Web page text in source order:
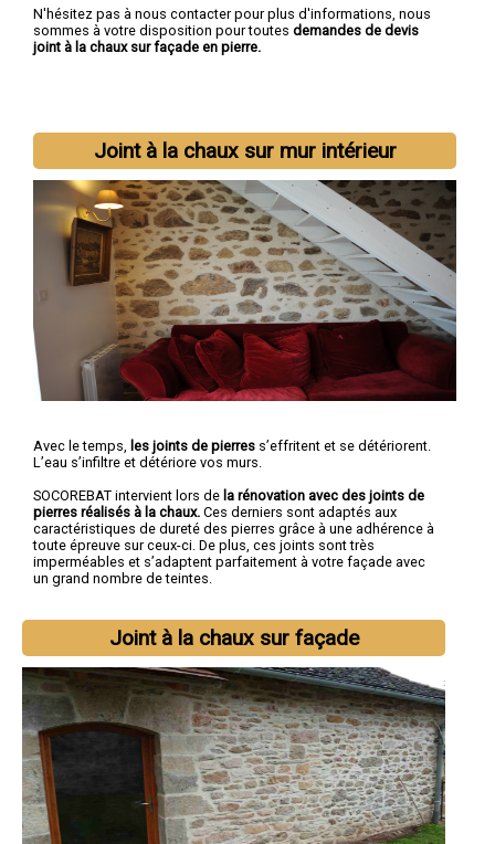
N'hésitez pas à nous contacter pour plus d'informations, nous
sommes à votre disposition pour toutes demandes de devis
joint à la chaux sur façade en pierre.
Joint à la chaux sur mur intérieur
Avec le temps, les joints de pierres s’effritent et se détériorent.
L’eau s’infiltre et détériore vos murs.
SOCOREBAT intervient lors de la rénovation avec des joints de
pierres réalisés à la chaux. Ces derniers sont adaptés aux
caractéristiques de dureté des pierres grâce à une adhérence à
toute épreuve sur ceux-ci. De plus, ces joints sont très
imperméables et s’adaptent parfaitement à votre façade avec
un grand nombre de teintes.
Joint à la chaux sur façade